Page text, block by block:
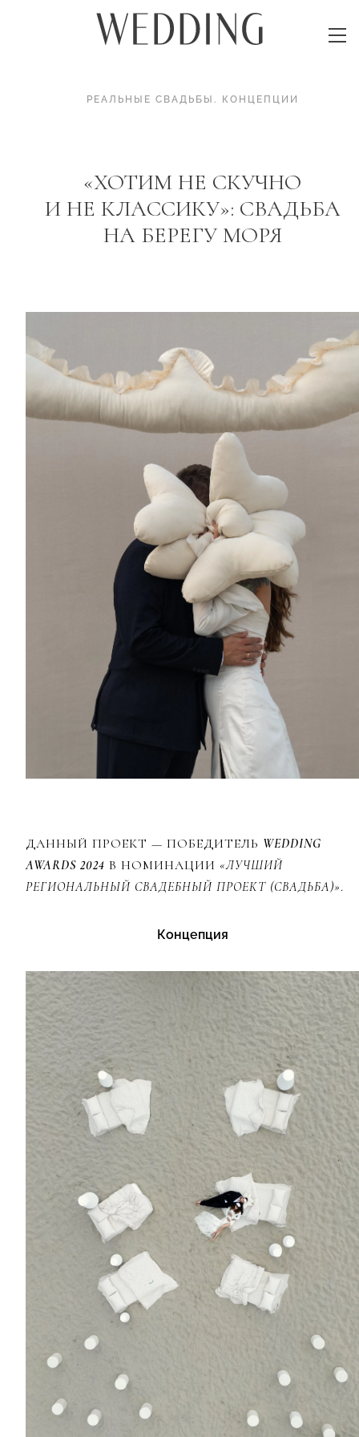
РЕАЛЬНЫЕ СВАДЬБЫ . КОНЦЕПЦИИ
«ХОТИМ НЕ СКУЧНО
И НЕ КЛАССИКУ»: СВАДЬБА
НА БЕРЕГУ МОРЯ
ДАННЫЙ ПРОЕКТ — ПОБЕДИТЕЛЬ WEDDING
AWARDS 2024 В НОМИНАЦИИ «ЛУЧШИЙ
РЕГИОНАЛЬНЫЙ СВАДЕБНЫЙ ПРОЕКТ (СВАДЬБА)».
Концепция